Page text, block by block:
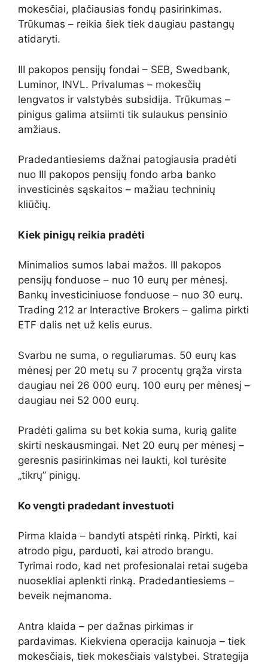
mokesčiai, plačiausias fondų pasirinkimas.
Trūkumas – reikia šiek tiek daugiau pastangų
atidaryti.
III pakopos pensijų fondai – SEB, Swedbank,
Luminor, INVL. Privalumas – mokesčių
lengvatos ir valstybės subsidija. Trūkumas –
pinigus galima atsiimti tik sulaukus pensinio
amžiaus.
Pradedantiesiems dažnai patogiausia pradėti
nuo III pakopos pensijų fondo arba banko
investicinės sąskaitos – mažiau techninių
kliūčių.
Kiek pinigų reikia pradėti
Minimalios sumos labai mažos. III pakopos
pensijų fonduose – nuo 10 eurų per mėnesį.
Bankų investiciniuose fonduose – nuo 30 eurų.
Trading 212 ar Interactive Brokers – galima pirkti
ETF dalis net už kelis eurus.
Svarbu ne suma, o reguliarumas. 50 eurų kas
mėnesį per 20 metų su 7 procentų grąža virsta
daugiau nei 26 000 eurų. 100 eurų per mėnesį –
daugiau nei 52 000 eurų.
Pradėti galima su bet kokia suma, kurią galite
skirti neskausmingai. Net 20 eurų per mėnesį –
geresnis pasirinkimas nei laukti, kol turėsite
„tikrų” pinigų.
Ko vengti pradedant investuoti
Pirma klaida – bandyti atspėti rinką. Pirkti, kai
atrodo pigu, parduoti, kai atrodo brangu.
Tyrimai rodo, kad net profesionalai retai sugeba
nuosekliai aplenkti rinką. Pradedantiesiems –
beveik neįmanoma.
Antra klaida – per dažnas pirkimas ir
pardavimas. Kiekviena operacija kainuoja – tiek
mokesčiais, tiek mokesčiais valstybei. Strategija